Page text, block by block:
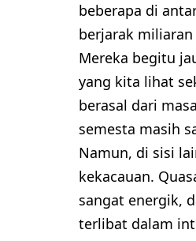
beberapa di
berjarak
Mereka begitu
yang kita lihat
berasal dari
semesta masih
Namun, di sisi
kekacauan.
sangat energik,
terlibat dalam